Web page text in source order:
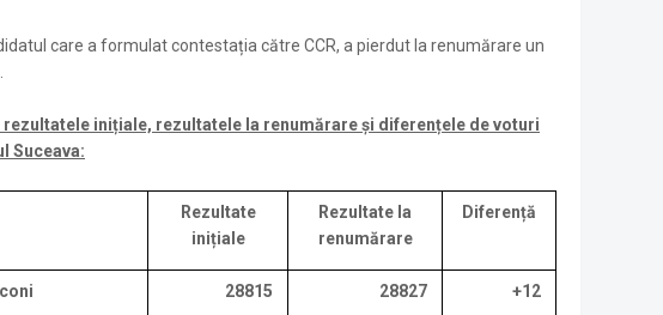
care a formulat contestația către CCR, a pierdut la renumărare un
rezultatele inițiale, rezultatele la renumărare și diferențele de voturi
Suceava:
Rezultate
inițiale
Rezultate la
renumărare
Diferență
28815 28827 +12